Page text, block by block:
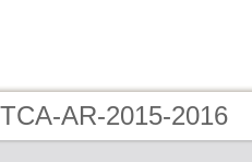
AR-2015-2016